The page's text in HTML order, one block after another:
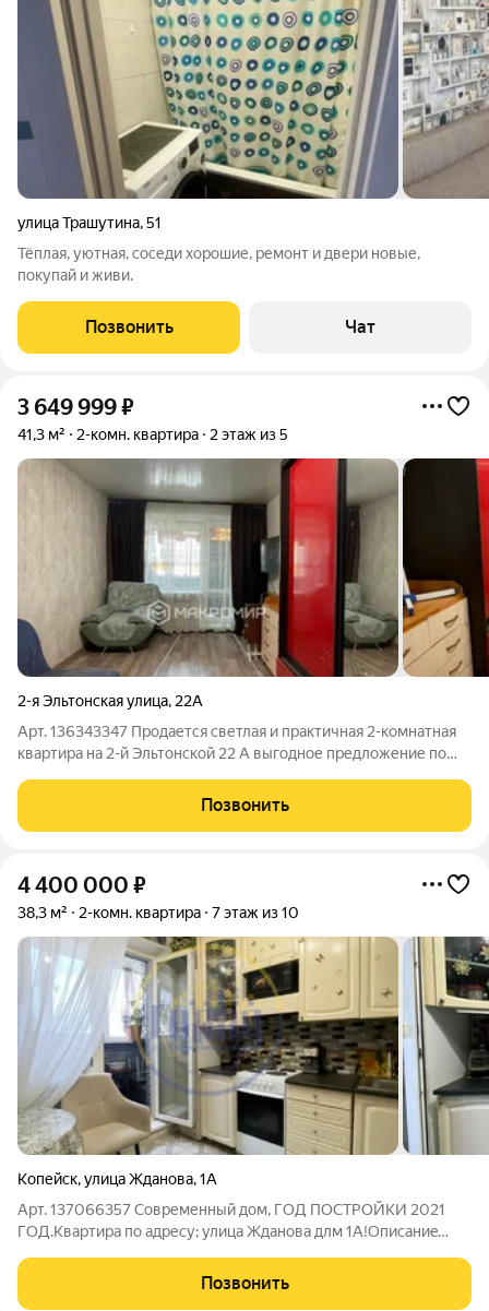
улица Трашутина,51
Тёплая, уютная, соседи хорошие, ремонт и двери новые,
покупай и живи.
Позвонить Чат
3 649 999₽
41,3 м² 2-комн. квартира 2 этаж из 5
2-я Эльтонская улица, 22А
Арт. 136343347 Продается светлая и практичная 2-комнатная
квартира на 2-й Эльтонской 22 А выгодное предложение по
изолированными комнатами (жилая 30 м) расположена на
комфортном 2-м этаже
Позвонить
4 400 000 ₽
38,3 м² 2-комн. квартира 7 этаж из 10
Копейск,улица Жданова,1А
Арт. 137066357 Современный дом, ГОД ПОСТРОЙКИ 2021
ГОД.Квартира по адресу; улица Жданова длм 1А!Oпиcаниe
Застекленная утепленная лоджия 5 м Натяжные
потолкиЛинолеум на полуПреимущества:Развитая
Позвонить